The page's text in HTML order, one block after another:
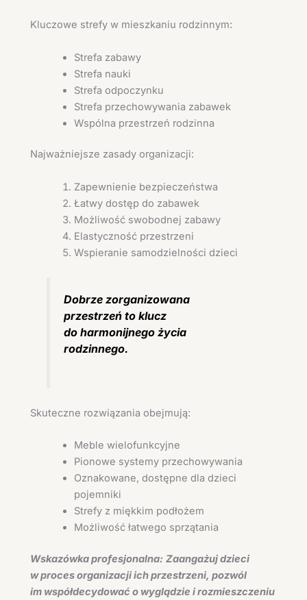
Kluczowe strefy w mieszkaniu rodzinnym:
Strefa zabawy
Strefa nauki
Strefa odpoczynku
Strefa przechowywania zabawek
Wspólna przestrzeń rodzinna
Najważniejsze zasady organizacji:
Zapewnienie bezpieczeństwa
Łatwy dostęp do zabawek
Możliwość swobodnej zabawy
Elastyczność przestrzeni
Wspieranie samodzielności dzieci
Dobrze zorganizowana
przestrzeń to klucz
do harmonijnego życia
rodzinnego.
Skuteczne rozwiązania obejmują:
Meble wielofunkcyjne
Pionowe systemy przechowywania
Oznakowane, dostępne dla dzieci
pojemniki
Strefy z miękkim podłożem
Możliwość łatwego sprzątania
Wskazówka profesjonalna: Zaangażuj dzieci
w proces organizacji ich przestrzeni, pozwól
im współdecydować o wyglądzie i rozmieszczeniu